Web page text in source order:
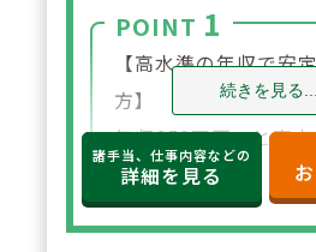
POINT 1
【高水準の年収で安
方】
年収650万円～と高
定。年俸制で収入の
やすく、選択した都
続きを見る...
諸手当、仕事内容などの
詳細を見る